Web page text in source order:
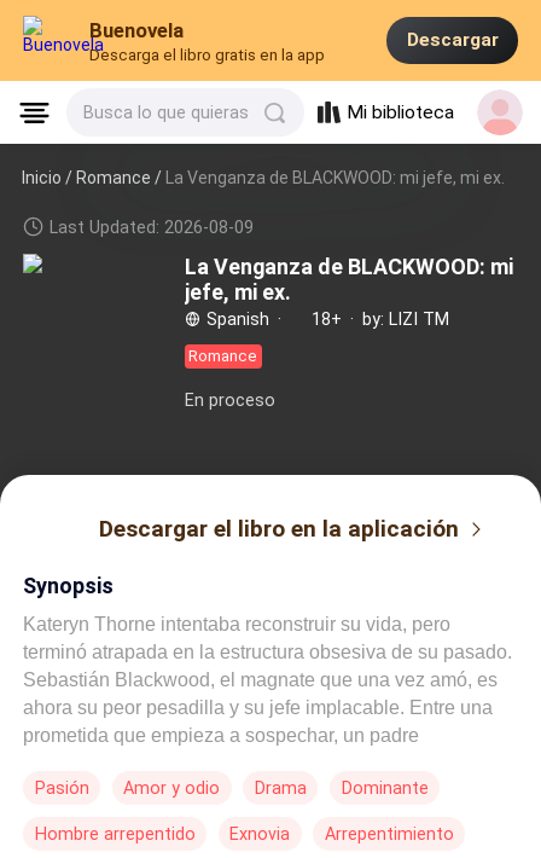
Buenovela
Descarga el libro gratis en la app
Descargar
Busca lo que quieras Mi biblioteca
Inicio /Romance / La Venganza de BLACKWOOD: mi jefe, mi ex.
Last Updated: 2026-08-09
La Venganza de BLACKWOOD: mi
jefe, mi ex.
Spanish · 18+ · by: LIZI TM
Romance
En proceso
Descargar el libro en la aplicación
Synopsis
Kateryn Thorne intentaba reconstruir su vida, pero
terminó atrapada en la estructura obsesiva de su pasado.
Sebastián Blackwood, el magnate que una vez amó, es
ahora su peor pesadilla y su jefe implacable. Entre una
prometida que empieza a sospechar, un padre
pretendiente que desafía la lógica de Sebastián, Kateryn
Blackwood tiene otros planes para ella. Él la quiere bajo
Pasión Amor y odio Drama Dominante
Hombre arrepentido Exnovia Arrepentimiento